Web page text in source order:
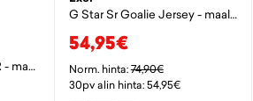
X2 Light Goalie Shirt SR - maalivahdin paita
G Star Sr Goalie Jersey - maalivahdin paita
54,95€
Norm. hinta:74,90€
30pv alin hinta: 54,95€